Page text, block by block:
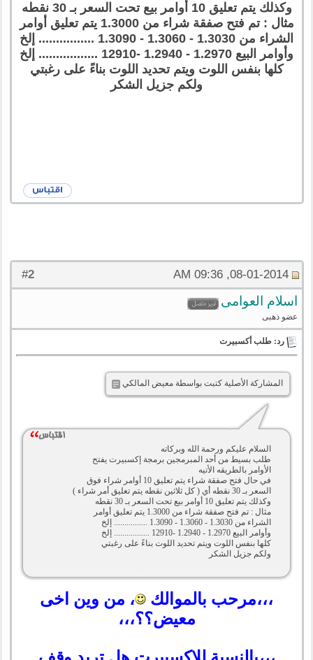
وكذلك يتم تعليق 10 أوامر بيع تحت السعر بـ 30 نقطه
مثال : تم فتح صفقة شراء من 1.3000 يتم تعليق أوامر
الشراء من 1.3030 - 1.3060 - 1.3090 ................ إلخ
وأوامر البيع 1.2970 - 1.2940 -12910 ................. إلخ
كلها بنفس اللوت ويتم تحديد اللوت بناءً على رغبتي
ولكم جزيل الشكر
#
2 08-01-2014, 09:36 AM
اسلام العوامى
عضو ذهبى
رد: طلب أكسبيرت
المشاركة الأصلية كتبت بواسطة معيض المالكي
السلام عليكم ورحمة الله وبركاته
طلب بسيط من أحد المبرمجين برمجة إكسبيرت يفتح
الأوامر بالطريقه الأتيه
في حال فتح صفقة شراء يتم تعليق 10 أوامر شراء فوق
السعر بـ 30 نقطه أي ( كل ثلاثين نقطه يتم تعليق أمر شراء )
وكذلك يتم تعليق 10 أوامر بيع تحت السعر بـ 30 نقطه
مثال : تم فتح صفقة شراء من 1.3000 يتم تعليق أوامر
الشراء من 1.3030 - 1.3060 - 1.3090 ................ إلخ
وأوامر البيع 1.2970 - 1.2940 -12910 ................. إلخ
كلها بنفس اللوت ويتم تحديد اللوت بناءً على رغبتي
ولكم جزيل الشكر
،،،مرحب بالموالك
، من وين اخى
معيض؟؟،،،